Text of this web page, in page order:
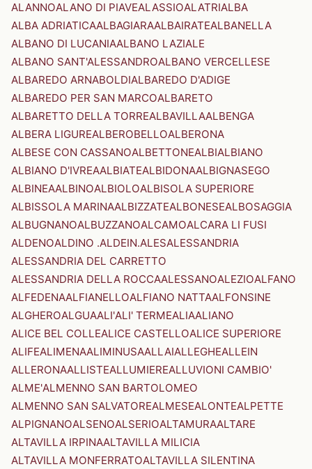
ALANNOALANO DI PIAVEALASSIOALATRIALBA
ALBA ADRIATICAALBAGIARAALBAIRATEALBANELLA
ALBANO DI LUCANIAALBANO LAZIALE
ALBANO SANT'ALESSANDROALBANO VERCELLESE
ALBAREDO ARNABOLDIALBAREDO D'ADIGE
ALBAREDO PER SAN MARCOALBARETO
ALBARETTO DELLA TORREALBAVILLAALBENGA
ALBERA LIGUREALBEROBELLOALBERONA
ALBESE CON CASSANOALBETTONEALBIALBIANO
ALBIANO D'IVREAALBIATEALBIDONAALBIGNASEGO
ALBINEAALBINOALBIOLOALBISOLA SUPERIORE
ALBISSOLA MARINAALBIZZATEALBONESEALBOSAGGIA
ALBUGNANOALBUZZANOALCAMOALCARA LI FUSI
ALDENOALDINO .ALDEIN.ALESALESSANDRIA
ALESSANDRIA DEL CARRETTO
ALESSANDRIA DELLA ROCCAALESSANOALEZIOALFANO
ALFEDENAALFIANELLOALFIANO NATTAALFONSINE
ALGHEROALGUAALI'ALI' TERMEALIAALIANO
ALICE BEL COLLEALICE CASTELLOALICE SUPERIORE
ALIFEALIMENAALIMINUSAALLAIALLEGHEALLEIN
ALLERONAALLISTEALLUMIEREALLUVIONI CAMBIO'
ALME'ALMENNO SAN BARTOLOMEO
ALMENNO SAN SALVATOREALMESEALONTEALPETTE
ALPIGNANOALSENOALSERIOALTAMURAALTARE
ALTAVILLA IRPINAALTAVILLA MILICIA
ALTAVILLA MONFERRATOALTAVILLA SILENTINA